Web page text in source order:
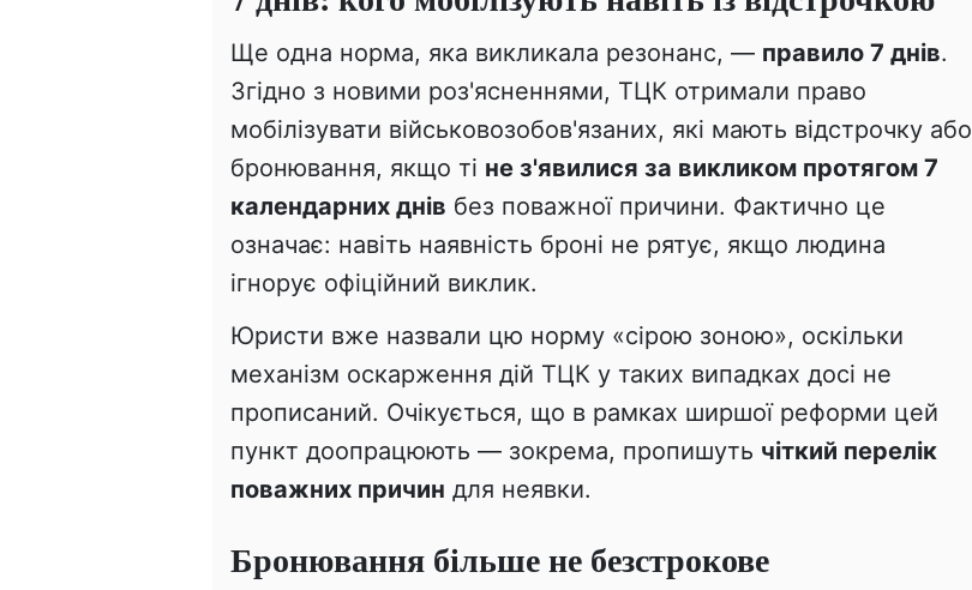
Ще одна норма, яка викликала резонанс, — правило 7 днів.
Згідно з новими роз'ясненнями, ТЦК отримали право
мобілізувати військовозобов'язаних, які мають відстрочку або
бронювання, якщо ті не з'явилися за викликом протягом 7
календарних днів без поважної причини. Фактично це
означає: навіть наявність броні не рятує, якщо людина
ігнорує офіційний виклик.
Юристи вже назвали цю норму «сірою зоною», оскільки
механізм оскарження дій ТЦК у таких випадках досі не
прописаний. Очікується, що в рамках ширшої реформи цей
пункт доопрацюють — зокрема, пропишуть чіткий перелік
поважних причин для неявки.
Бронювання більше не безстрокове